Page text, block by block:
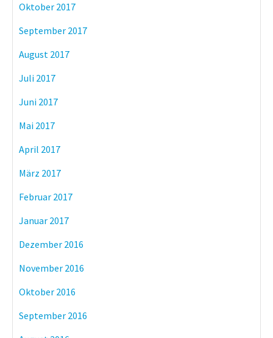
Oktober 2017
September 2017
August 2017
Juli 2017
Juni 2017
Mai 2017
April 2017
März 2017
Februar 2017
Januar 2017
Dezember 2016
November 2016
Oktober 2016
September 2016